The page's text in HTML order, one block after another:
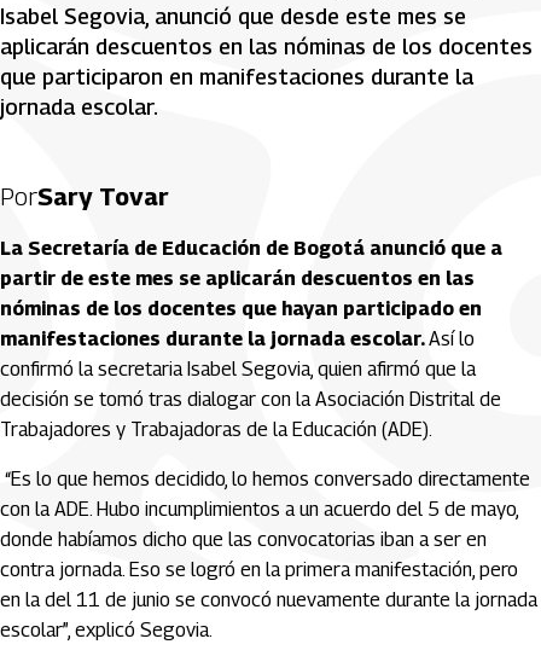
Isabel Segovia, anunció que desde este mes se
aplicarán descuentos en las nóminas de los docentes
que participaron en manifestaciones durante la
jornada escolar.
PorSary Tovar
La Secretaría de Educación de Bogotá anunció que a
partir de este mes se aplicarán descuentos en las
nóminas de los docentes que hayan participado en
manifestaciones durante la jornada escolar.Así lo
confirmó la secretaria Isabel Segovia, quien afirmó que la
decisión se tomó tras dialogar con la Asociación Distrital de
Trabajadores y Trabajadoras de la Educación (ADE).
“Es lo que hemos decidido, lo hemos conversado directamente
con la ADE. Hubo incumplimientos a un acuerdo del 5 de mayo,
donde habíamos dicho que las convocatorias iban a ser en
contra jornada. Eso se logró en la primera manifestación, pero
en la del 11 de junio se convocó nuevamente durante la jornada
escolar”, explicó Segovia.